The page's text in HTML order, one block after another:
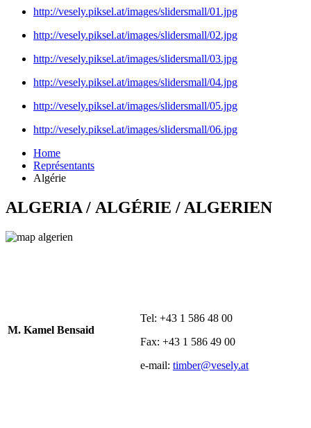
http://vesely.piksel.at/images/slidersmall/01.jpg
http://vesely.piksel.at/images/slidersmall/02.jpg
http://vesely.piksel.at/images/slidersmall/03.jpg
http://vesely.piksel.at/images/slidersmall/04.jpg
http://vesely.piksel.at/images/slidersmall/05.jpg
http://vesely.piksel.at/images/slidersmall/06.jpg
Home
Représentants
Algérie
ALGERIA / ALGÉRIE / ALGERIEN
M. Kamel Bensaid
Tel: +43 1 586 48 00
Fax: +43 1 586 49 00
e-mail: timber@vesely.at